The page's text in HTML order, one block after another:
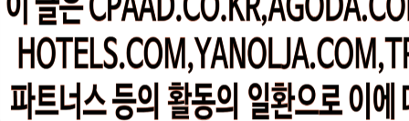
우
ㅣ
인
기
상